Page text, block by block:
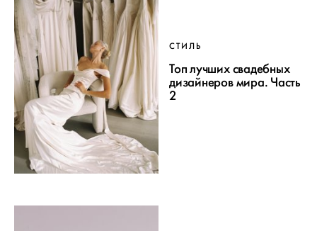
СТИЛЬ
Топ лучших свадебных
дизайнеров мира. Часть
2